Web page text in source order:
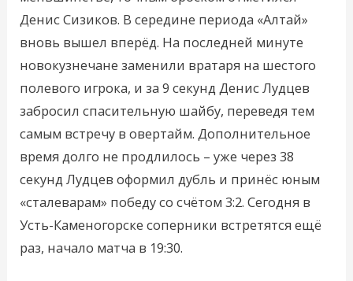
Денис Сизиков. В середине периода «Алтай»
вновь вышел вперёд. На последней минуте
новокузнечане заменили вратаря на шестого
полевого игрока, и за 9 секунд Денис Лудцев
забросил спасительную шайбу, переведя тем
самым встречу в овертайм. Дополнительное
время долго не продлилось – уже через 38
секунд Лудцев оформил дубль и принёс юным
«сталеварам» победу со счётом 3:2. Сегодня в
Усть-Каменогорске соперники встретятся ещё
раз, начало матча в 19:30.